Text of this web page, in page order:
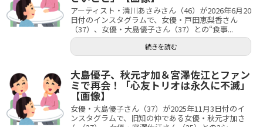
アーティスト・清川あさみさん（46）が2026年6月20
日付のインスタグラムで、女優・戸田恵梨香さん
（37）、女優・大島優子さん（37）との“食事...
続きを読む
大島優子、秋元才加＆宮澤佐江とファン
ミで再会！「心友トリオは永久に不滅」
【画像】
女優・大島優子さん（37）が2025年11月3日付のイ
ンスタグラムで、旧知の仲である女優・秋元才加さ